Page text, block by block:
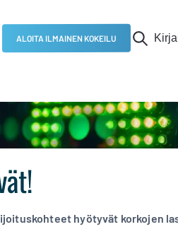
ALOITA ILMAINEN KOKEILU
hyötyvät korkojen